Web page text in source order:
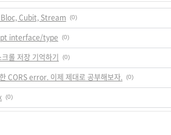
Cubit, Stream (0)
interface/type (0)
롤 저장 기억하기 (0)
CORS error. 이제 제대로 공부해보자. (0)
(0)